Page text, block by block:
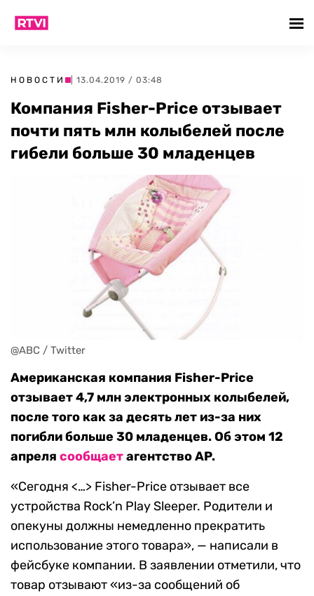
НОВОСТИ | 13.04.2019 / 03:48
Компания Fisher-Price отзывает
почти пять млн колыбелей после
гибели больше 30 младенцев
@ABC / Twitter
Американская компания Fisher-Price
отзывает 4,7 млн электронных колыбелей,
после того как за десять лет из-за них
погибли больше 30 младенцев. Об этом 12
апреля сообщаетагентство AP.
«Сегодня <…> Fisher-Price отзывает все
устройства Rock’n Play Sleeper. Родители и
опекуны должны немедленно прекратить
использование этого товара», — написали в
фейсбуке компании. В заявлении отметили, что
товар отзывают «из-за сообщений об